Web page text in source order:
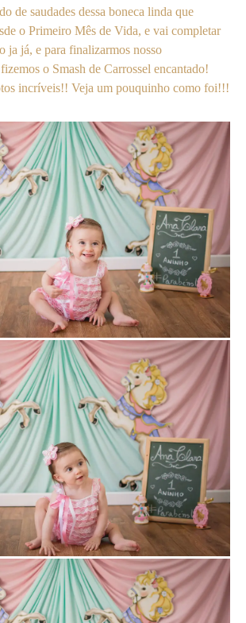
de saudades dessa boneca linda que
o Primeiro Mês de Vida, e vai completar
ja já, e para finalizarmos nosso
o Smash de Carrossel encantado!
incríveis!! Veja um pouquinho como foi!!!